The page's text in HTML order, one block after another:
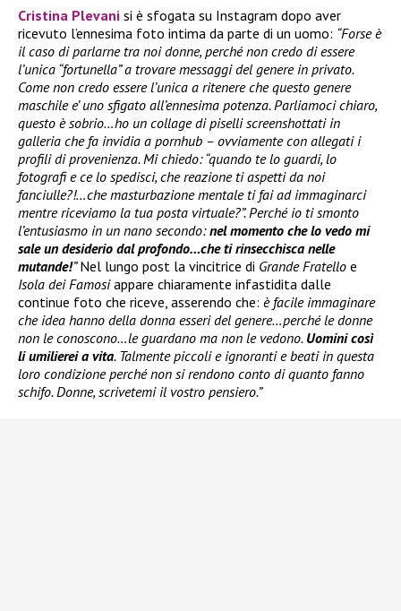
Cristina Plevani si è sfogata su Instagram dopo aver
ricevuto l’ennesima foto intima da parte di un uomo: “Forse è
il caso di parlarne tra noi donne, perché non credo di essere
l’unica “fortunella” a trovare messaggi del genere in privato.
Come non credo essere l’unica a ritenere che questo genere
maschile e’ uno sfigato all’ennesima potenza. Parliamoci chiaro,
questo è sobrio…ho un collage di piselli screenshottati in
galleria che fa invidia a pornhub – ovviamente con allegati i
profili di provenienza. Mi chiedo: “quando te lo guardi, lo
fotografi e ce lo spedisci, che reazione ti aspetti da noi
fanciulle?!…che masturbazione mentale ti fai ad immaginarci
mentre riceviamo la tua posta virtuale?”. Perché io ti smonto
l’entusiasmo in un nano secondo:nel momento che lo vedo mi
sale un desiderio dal profondo…che ti rinsecchisca nelle
mutande!”Nel lungo post la vincitrice di Grande Fratello e
Isola dei Famosiappare chiaramente infastidita dalle
continue foto che riceve, asserendo che: è facile immaginare
che idea hanno della donna esseri del genere…perché le donne
non le conoscono…le guardano ma non le vedono. Uomini così
li umilierei a vita. Talmente piccoli e ignoranti e beati in questa
loro condizione perché non si rendono conto di quanto fanno
schifo. Donne, scrivetemi il vostro pensiero.”